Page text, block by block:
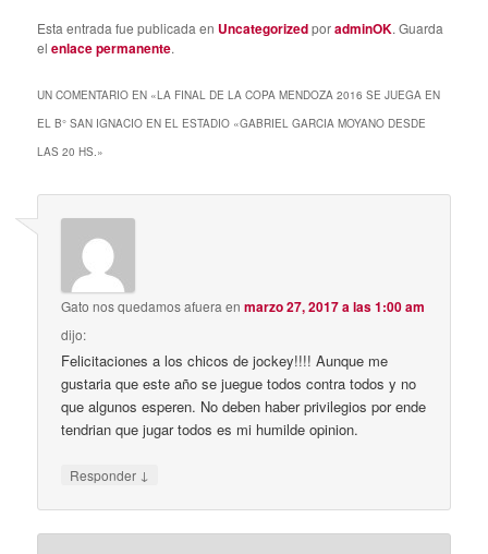
Esta entrada fue publicada en UncategorizedporadminOK. Guarda
elenlace permanente.
UN COMENTARIO EN «LA FINAL DE LA COPA MENDOZA 2016 SE JUEGA EN
EL B° SAN IGNACIO EN EL ESTADIO «GABRIEL GARCIA MOYANO DESDE
LAS 20 HS. »
Gato nos quedamos afuera enmarzo 27, 2017 a las 1:00 am
dijo:
Felicitaciones a los chicos de jockey!!!! Aunque me
gustaria que este año se juegue todos contra todos y no
que algunos esperen. No deben haber privilegios por ende
tendrian que jugar todos es mi humilde opinion.
Responder ↓